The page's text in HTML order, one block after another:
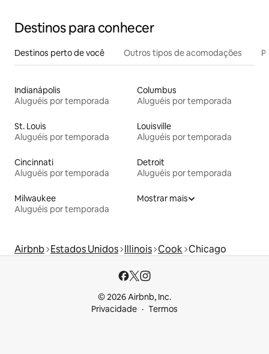
Destinos para conhecer
Destinos perto de você Outros tipos de acomodações
Indianápolis
Aluguéis por temporada
Columbus
Aluguéis por temporada
St. Louis
Aluguéis por temporada
Louisville
Aluguéis por temporada
Cincinnati
Aluguéis por temporada
Detroit
Aluguéis por temporada
Milwaukee
Aluguéis por temporada
Mostrar mais
Airbnb Estados Unidos Illinois Cook Chicago
© 2026 Airbnb, Inc.
Privacidade
Termos